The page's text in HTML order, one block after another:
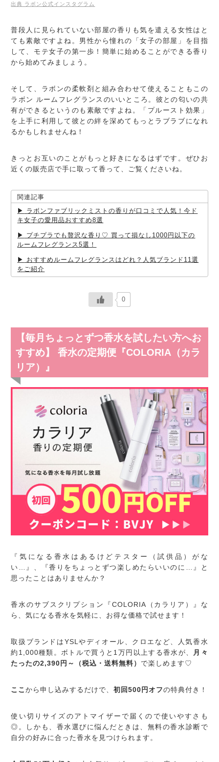
出典 ラボン公式インスタグラム
普段人に見られていない部屋の香りも気を遣える女性はと
ても素敵ですよね。男性から憧れの「女子の部屋」を目指
して、モテ女子の第一歩！簡単に始めることができる香り
から始めてみましょう。
そして、ラボンの柔軟剤と組み合わせて使えることもこの
ラボン ルームフレグランスのいいところ。彼との匂いの共
有ができるというのも素敵ですよね。「プルースト効果」
を上手に利用して彼との絆を深めてもっとラブラブになれ
るかもしれませんね！
きっとお互いのことがもっと好きになるはずです。ぜひお
近くの販売店で手に取って香って、ご覧くださいね。
関連記事
ラボンファブリックミストの香りが口コミで人気！今ド
キ女子の愛用品おすすめ8選
プチプラでも贅沢な香り♡ 買って損なし1000円以下の
ルームフレグランス5選！
おすすめルームフレグランスはどれ？人気ブランド11選
をご紹介
0
【毎月ちょっとずつ香水を試したい方へお
すすめ】 香水の定期便『COLORIA（カラ
リア）』
『気になる香水はあるけどテスター（試供品）がな
い…』、『香りをちょっとずつ楽しめたらいいのに…』と
思ったことはありませんか？
香水のサブスクリプション『COLORIA（カラリア）』な
ら、気になる香水を気軽に、お得な価格で試せます！
取扱ブランドはYSLやディオール、クロエなど、人気香水
約1,000種類。ボトルで買うと1万円以上する香水が、
月々
たったの2,390円～（税込・送料無料） で楽しめます♡
ここから申し込みするだけで、初回500円オフの特典付き！
使い切りサイズのアトマイザーで届くので使いやすさも
◎。しかも、香水選びに悩んだときは、無料の香水診断で
自分の好みに合った香水を見つけられます。